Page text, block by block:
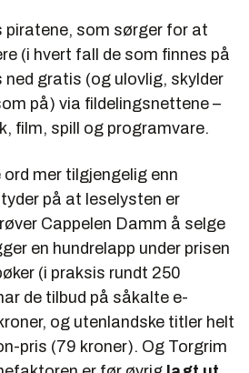
piratene, som sørger for at
(i hvert fall de som finnes på
gratis (og ulovlig, skylder
på) via fildelingsnettene –
film, spill og programvare.
ord mer tilgjengelig enn
på at leselysten er
Cappelen Damm å selge
en hundrelapp under prisen
(i praksis rundt 250
de tilbud på såkalte e-
og utenlandske titler helt
pris (79 kroner). Og Torgrim